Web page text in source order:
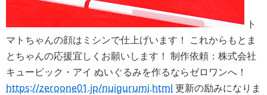
ト
マトちゃんの顔はミシンで仕上げいます！ これからもとま
とちゃんの応援宜しくお願いします！ 制作依頼：株式会社
キュービック・アイ ぬいぐるみを作るならゼロワンへ！
https://zeroone01.jp/nuigurumi.html 更新の励みになりま